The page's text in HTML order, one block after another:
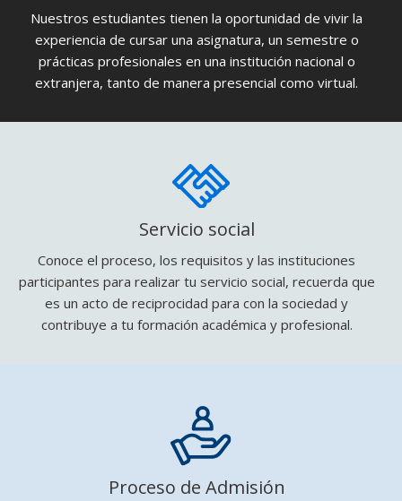
Nuestros estudiantes tienen la oportunidad de vivir la
experiencia de cursar una asignatura, un semestre o
prácticas profesionales en una institución nacional o
extranjera, tanto de manera presencial como virtual.
Proceso de Admisión
Servicio social
Conoce el proceso, los requisitos y las instituciones
participantes para realizar tu servicio social, recuerda que
es un acto de reciprocidad para con la sociedad y
contribuye a tu formación académica y profesional.